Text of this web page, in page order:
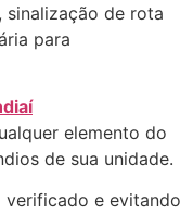
sinalização de rota
para
elemento do
de sua unidade.
verificado e evitando